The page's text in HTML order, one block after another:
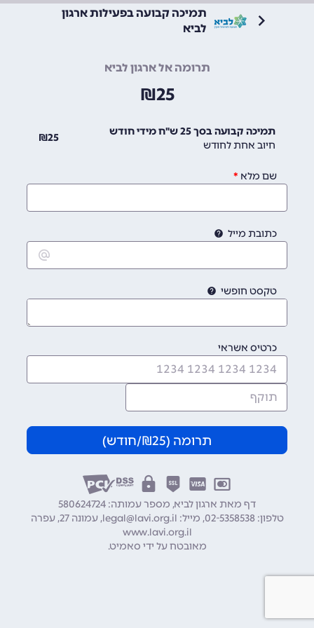
תמיכה קבועה בפעילות ארגון
לביא
תרומה אל ארגון לביא
25
₪
תמיכה קבועה בסך 25 ש"ח מידי חודש
חיוב אחת לחודש
25
₪
שם מלא
כתובת מייל
טקסט חופשי
כרטיס אשראי
תרומה (25₪/חודש)
דף מאת ארגון לביא, מספר עמותה: 580624724
טלפון:02-5358538 מייל: legal@lavi.org.il עמונה 27, עפרה
www.lavi.org.il
מאובטח על ידי סאמיט.